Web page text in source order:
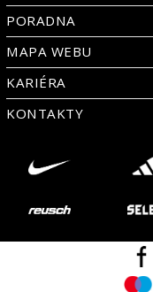
PORADNA
MAPA WEBU
KARIÉRA
KONTAKTY